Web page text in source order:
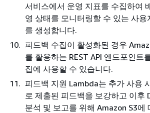
서비스에서 운영 지표를 수집하여
영 상태를 모니터링할 수 있는 사용
를 생성합니다.
피드백 수집이 활성화된 경우
를 활용하는 REST API 엔드포인트
집에 사용할 수 있습니다.
피드백 지원 Lambda는 추가 사용
로 제출된 피드백을 보강하고 이후
분석 및 보고를 위해 Amazon S3에